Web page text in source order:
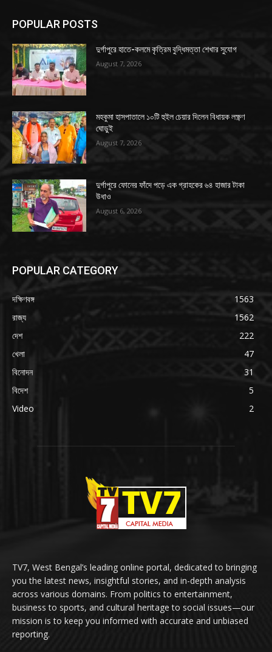
POPULAR POSTS
দুর্গাপুরে হাতে-কলমে কৃত্রিম বুদ্ধিমত্তা শেখার সুযোগ
August 7, 2026
মহকুমা হাসপাতালে ১০টি হুইল চেয়ার দিলেন বিধায়ক লক্ষ্ণণ
ঘোড়ুই
August 7, 2026
দুর্গাপুরে ফোনের ফাঁদে পড়ে এক গ্রাহকের ৬৪ হাজার টাকা
উধাও
August 6, 2026
POPULAR CATEGORY
দক্ষিণবঙ্গ
1563
রাজ্য
1562
দেশ
222
খেলা
47
বিনোদন
31
বিদেশ
5
Video
2
TV7, West Bengal’s leading online portal, dedicated to bringing
you the latest news, insightful stories, and in-depth analysis
across various domains. From politics to entertainment,
business to sports, and cultural heritage to social issues—our
mission is to keep you informed with accurate and unbiased
reporting.